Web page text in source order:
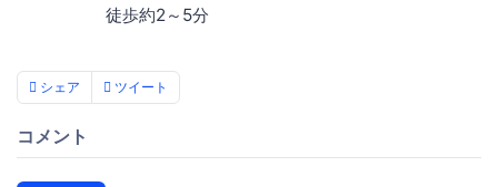
徒歩約2～5分
シェア ツイート
コメント